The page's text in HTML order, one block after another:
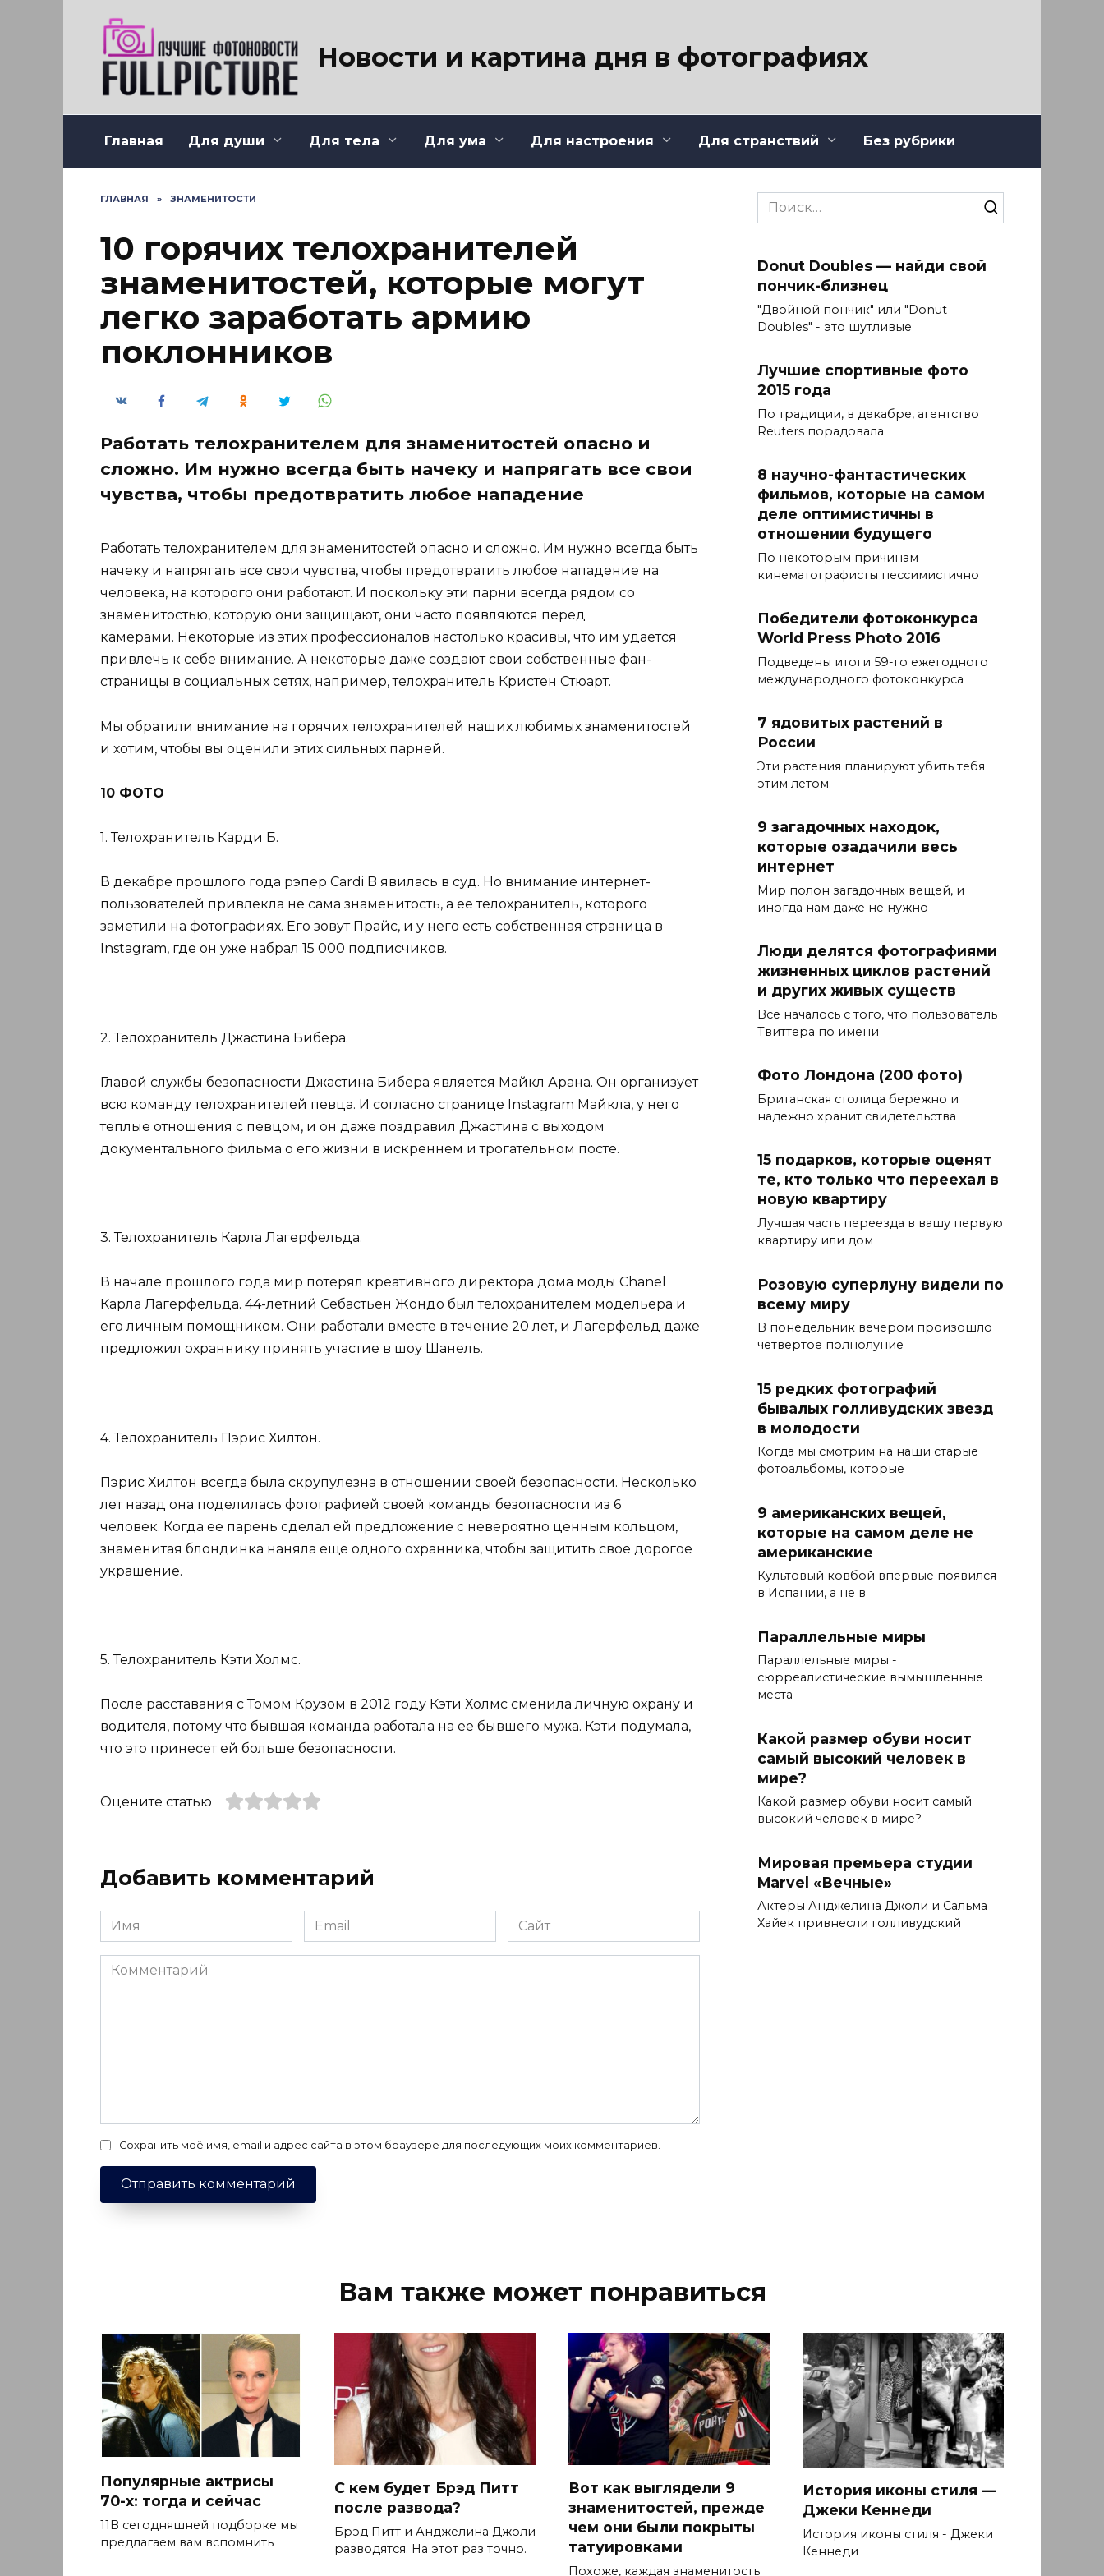
Новости и картина дня в фотографиях
Главная Для души Для тела Для ума Для настроения Для странствий Без рубрики
ГЛАВНАЯ » ЗНАМЕНИТОСТИ
10 горячих телохранителей
знаменитостей, которые могут
легко заработать армию
поклонников
Работать телохранителем для знаменитостей опасно и
сложно. Им нужно всегда быть начеку и напрягать все свои
чувства, чтобы предотвратить любое нападение
Работать телохранителем для знаменитостей опасно и сложно. Им нужно всегда быть
начеку и напрягать все свои чувства, чтобы предотвратить любое нападение на
человека, на которого они работают. И поскольку эти парни всегда рядом со
знаменитостью, которую они защищают, они часто появляются перед
камерами. Некоторые из этих профессионалов настолько красивы, что им удается
привлечь к себе внимание. А некоторые даже создают свои собственные фан-
страницы в социальных сетях, например, телохранитель Кристен Стюарт.
Мы обратили внимание на горячих телохранителей наших любимых знаменитостей
и хотим, чтобы вы оценили этих сильных парней.
10 ФОТО
1. Телохранитель Карди Б.
В декабре прошлого года рэпер Cardi B явилась в суд. Но внимание интернет-
пользователей привлекла не сама знаменитость, а ее телохранитель, которого
заметили на фотографиях. Его зовут Прайс, и у него есть собственная страница в
Instagram, где он уже набрал 15 000 подписчиков.
2. Телохранитель Джастина Бибера.
Главой службы безопасности Джастина Бибера является Майкл Арана. Он организует
всю команду телохранителей певца. И согласно странице Instagram Майкла, у него
теплые отношения с певцом, и он даже поздравил Джастина с выходом
документального фильма о его жизни в искреннем и трогательном посте.
3. Телохранитель Карла Лагерфельда.
В начале прошлого года мир потерял креативного директора дома моды Chanel
Карла Лагерфельда. 44-летний Себастьен Жондо был телохранителем модельера и
его личным помощником. Они работали вместе в течение 20 лет, и Лагерфельд даже
предложил охраннику принять участие в шоу Шанель.
4. Телохранитель Пэрис Хилтон.
Пэрис Хилтон всегда была скрупулезна в отношении своей безопасности. Несколько
лет назад она поделилась фотографией своей команды безопасности из 6
человек. Когда ее парень сделал ей предложение с невероятно ценным кольцом,
знаменитая блондинка наняла еще одного охранника, чтобы защитить свое дорогое
украшение.
5. Телохранитель Кэти Холмс.
После расставания с Томом Крузом в 2012 году Кэти Холмс сменила личную охрану и
водителя, потому что бывшая команда работала на ее бывшего мужа. Кэти подумала,
что это принесет ей больше безопасности.
Оцените статью
Добавить комментарий
Имя
*
Email
*
Сайт
Комментарий
Сохранить моё имя, email и адрес сайта в этом браузере для последующих моих комментариев.
Search
for:
Donut Doubles — найди свой
пончик-близнец
"Двойной пончик" или "Donut
Doubles" - это шутливые
Лучшие спортивные фото
2015 года
По традиции, в декабре, агентство
Reuters порадовала
8 научно-фантастических
фильмов, которые на самом
деле оптимистичны в
отношении будущего
По некоторым причинам
кинематографисты пессимистично
Победители фотоконкурса
World Press Photo 2016
Подведены итоги 59-го ежегодного
международного фотоконкурса
7 ядовитых растений в
России
Эти растения планируют убить тебя
этим летом.
9 загадочных находок,
которые озадачили весь
интернет
Мир полон загадочных вещей, и
иногда нам даже не нужно
Люди делятся фотографиями
жизненных циклов растений
и других живых существ
Все началось с того, что пользователь
Твиттера по имени
Фото Лондона (200 фото)
Британская столица бережно и
надежно хранит свидетельства
15 подарков, которые оценят
те, кто только что переехал в
новую квартиру
Лучшая часть переезда в вашу первую
квартиру или дом
Розовую суперлуну видели по
всему миру
В понедельник вечером произошло
четвертое полнолуние
15 редких фотографий
бывалых голливудских звезд
в молодости
Когда мы смотрим на наши старые
фотоальбомы, которые
9 американских вещей,
которые на самом деле не
американские
Культовый ковбой впервые появился
в Испании, а не в
Параллельные миры
Параллельные миры -
сюрреалистические вымышленные
места
Какой размер обуви носит
самый высокий человек в
мире?
Какой размер обуви носит самый
высокий человек в мире?
Мировая премьера студии
Marvel «Вечные»
Актеры Анджелина Джоли и Сальма
Хайек привнесли голливудский
Вам также может понравиться
Популярные актрисы
70-х: тогда и сейчас
11В сегодняшней подборке мы
предлагаем вам вспомнить
С кем будет Брэд Питт
после развода?
Брэд Питт и Анджелина Джоли
разводятся. На этот раз точно.
Вот как выглядели 9
знаменитостей, прежде
чем они были покрыты
татуировками
Похоже, каждая знаменитость
История иконы стиля —
Джеки Кеннеди
История иконы стиля - Джеки
Кеннеди